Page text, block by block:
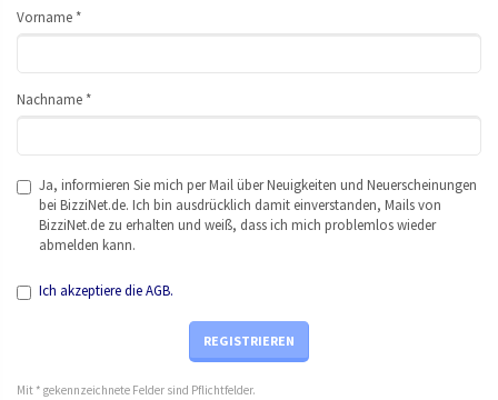
Vorname *
Nachname *
Ja, informieren Sie mich per Mail über Neuigkeiten und Neuerscheinungen
bei BizziNet.de. Ich bin ausdrücklich damit einverstanden, Mails von
BizziNet.de zu erhalten und weiß, dass ich mich problemlos wieder
abmelden kann.
Ich akzeptiere die AGB.
REGISTRIEREN
Mit * gekennzeichnete Felder sind Pflichtfelder.